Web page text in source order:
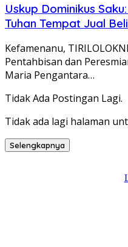
Uskup Dominikus
Tuhan Tempat Jual Beli
Kefamenanu,
Pentahbisan dan
Maria Pengantara…
Tidak Ada Postingan Lagi.
Tidak ada lagi halaman
Selengkapnya